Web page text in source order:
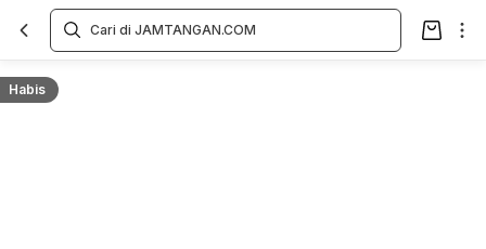
Habis
Overview